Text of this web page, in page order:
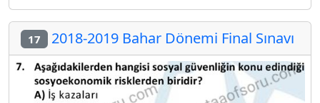
17 2018-2019 Bahar Dönemi Final Sınavı